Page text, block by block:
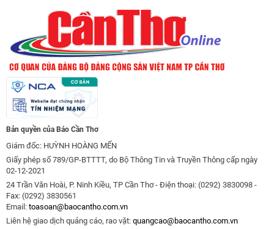
Bản quyền của Báo Cần Thơ
Giám đốc: HUỲNH HOÀNG MẾN
Giấy phép số 789/GP-BTTTT, do Bộ Thông Tin và Truyền Thông cấp ngày
02-12-2021
24 Trần Văn Hoài, P. Ninh Kiều, TP Cần Thơ - Điện thoại: (0292) 3830098 -
Fax: (0292) 3830561
Email: toasoan@baocantho.com.vn
Liên hệ giao dịch quảng cáo, rao vặt: quangcao@baocantho.com.vn